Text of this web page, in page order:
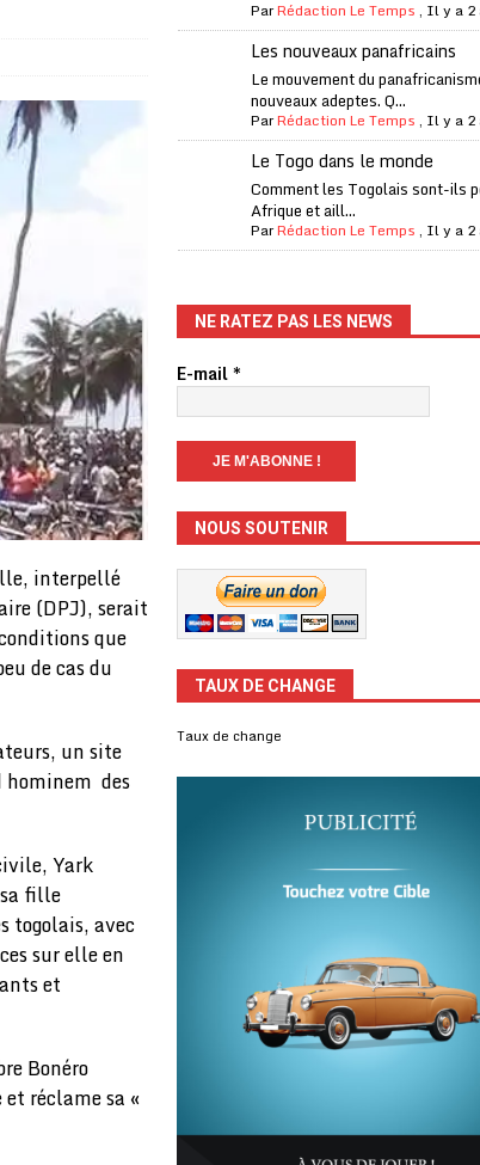
A LA UNE
de la FIFA
A LA UNE
A LA UNE
Milan, est mort à 66 ans
A LA UNE
Coupe du monde
d’un boycott des Coupes du monde
exige une enquête
d’Ivoire A LA UNE
interpellé
(DPJ), serait
que
de cas du
un site
hominem des
Yark
fille
togolais, avec
sur elle en
et
Bonéro
réclame sa «
ParRédaction Le Temps , Il y a 2
Les nouveaux panafricains
Le mouvement du
nouveaux adeptes. Q...
ParRédaction Le Temps , Il y a 2
Le Togo dans le monde
Comment les Togolais sont-ils
Afrique et aill...
ParRédaction Le Temps , Il y a 2
NE RATEZ PAS LES NEWS
E-mail*
NOUS SOUTENIR
TAUX DE CHANGE
Taux de change